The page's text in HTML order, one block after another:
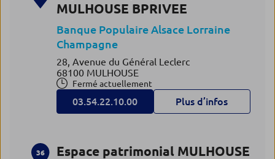
MULHOUSE BPRIVEE
Banque Populaire Alsace Lorraine
Champagne
28, Avenue du Général Leclerc
68100 MULHOUSE
Fermé actuellement
03.54.22.10.00 Plus d’infos
36
Espace patrimonial MULHOUSE